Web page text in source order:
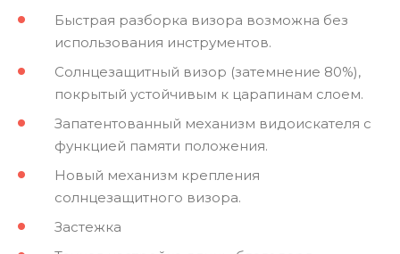
Быстрая разборка визора возможна без
использования инструментов.
Солнцезащитный визор (затемнение 80%),
покрытый устойчивым к царапинам слоем.
Запатентованный механизм видоискателя с
функцией памяти положения.
Новый механизм крепления
солнцезащитного визора.
Застежка